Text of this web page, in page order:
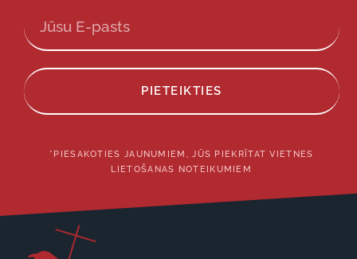
PIETEIKTIES
*PIESAKOTIES JAUNUMIEM, JŪS PIEKRĪTAT VIETNES
LIETOŠANAS NOTEIKUMIEM